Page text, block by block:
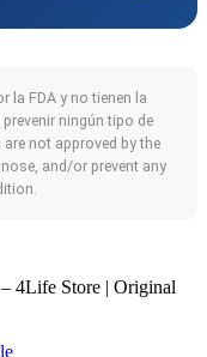
la FDA y no tienen la
ningún tipo de
not approved by the
and/or prevent any
4Life Store | Original